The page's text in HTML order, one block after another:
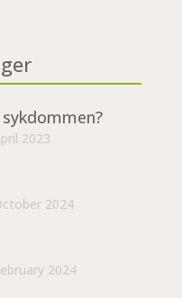
2023
2024
2024